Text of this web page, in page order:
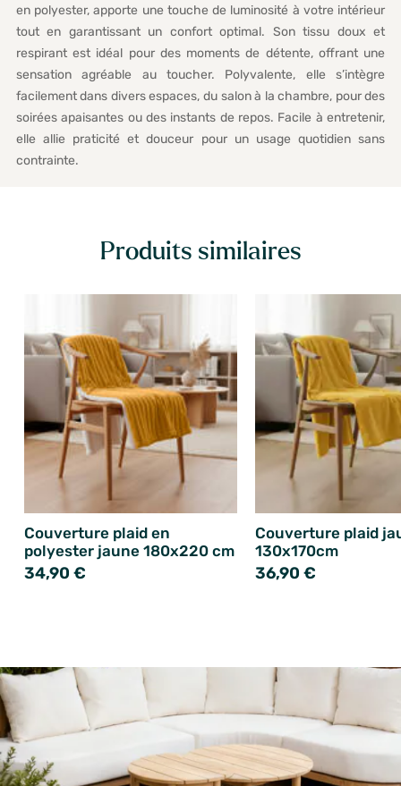
en polyester, apporte une touche de luminosité à votre intérieur
tout en garantissant un confort optimal. Son tissu doux et
respirant est idéal pour des moments de détente, offrant une
sensation agréable au toucher. Polyvalente, elle s’intègre
facilement dans divers espaces, du salon à la chambre, pour des
soirées apaisantes ou des instants de repos. Facile à entretenir,
elle allie praticité et douceur pour un usage quotidien sans
contrainte.
Produits similaires
Couverture plaid en
polyester jaune 180x220 cm
34,90 €
Couverture plaid
130x170cm
36,90 €